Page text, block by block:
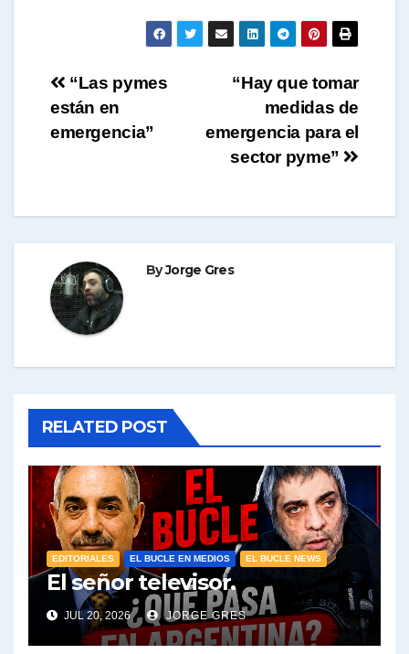
Navegación
de
“Hay que tomar
medidas de
emergencia para el
sector pyme”
“Las pymes
están en
emergencia”
ByJorge Gres
RELATED POST
EDITORIALES EL BUCLE EN MEDIOS EL BUCLE NEWS
El señor televisor.
JUL 20, 2026 JORGE GRES